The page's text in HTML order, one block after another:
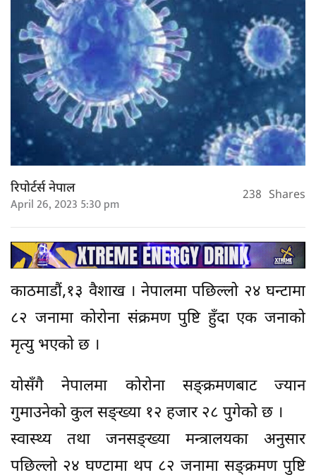
रिपोर्टर्स नेपाल
April 26, 2023 5:30 pm 238 Shares
काठमाडौं,१३ वैशाख । नेपालमा पछिल्लो २४ घन्टामा
८२ जनामा कोरोना संक्रमण पुष्टि हुँदा एक जनाको
मृत्यु भएको छ ।
योसँगै नेपालमा कोरोना सङ्क्रमणबाट ज्यान
गुमाउनेको कुल सङ्ख्या १२ हजार २८ पुगेको छ ।
स्वास्थ्य तथा जनसङ्ख्या मन्त्रालयका अनुसार
पछिल्लो २४ घण्टामा थप ८२ जनामा सङ्क्रमण पुष्टि